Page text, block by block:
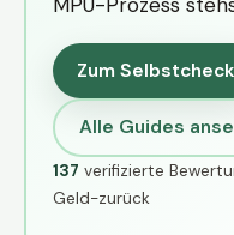
Zum Selbstcheck
Alle Guides
137 verifizierte
Geld-zurück